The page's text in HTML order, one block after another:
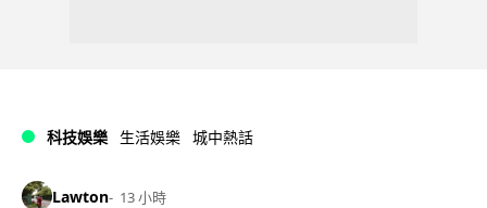
科技娛樂 生活娛樂 城中熱話
Lawton 13 小時